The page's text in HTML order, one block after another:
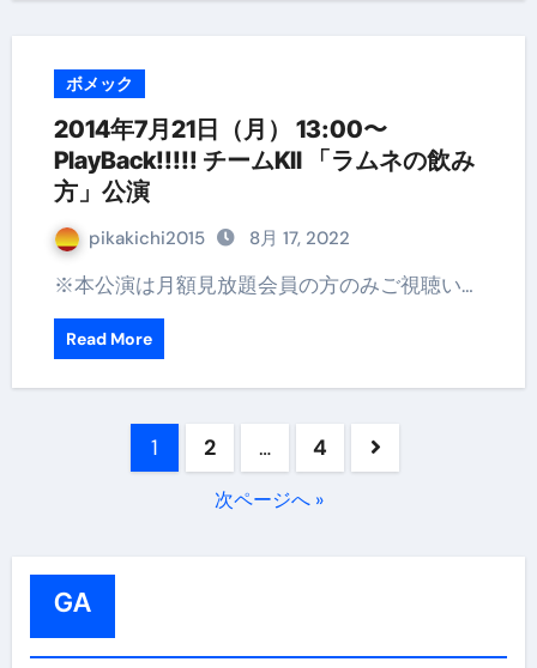
ボメック
2014年7月21日（月） 13:00〜
PlayBack!!!!! チームKII 「ラムネの飲み
方」公演
pikakichi2015 8月 17, 2022
※本公演は月額見放題会員の方のみご視聴い…
Read More
ー
1 2 … 4
次ページへ »
GA